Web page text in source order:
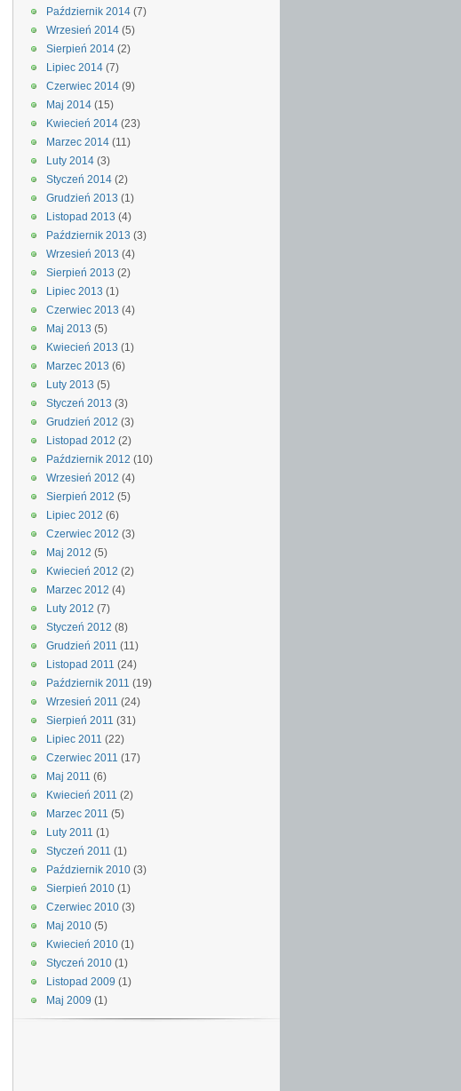
Październik 2014 (7)
Wrzesień 2014 (5)
Sierpień 2014 (2)
Lipiec 2014 (7)
Czerwiec 2014 (9)
Maj 2014 (15)
Kwiecień 2014 (23)
Marzec 2014 (11)
Luty 2014 (3)
Styczeń 2014 (2)
Grudzień 2013 (1)
Listopad 2013 (4)
Październik 2013 (3)
Wrzesień 2013 (4)
Sierpień 2013 (2)
Lipiec 2013 (1)
Czerwiec 2013 (4)
Maj 2013 (5)
Kwiecień 2013 (1)
Marzec 2013 (6)
Luty 2013 (5)
Styczeń 2013 (3)
Grudzień 2012 (3)
Listopad 2012 (2)
Październik 2012 (10)
Wrzesień 2012 (4)
Sierpień 2012 (5)
Lipiec 2012 (6)
Czerwiec 2012 (3)
Maj 2012 (5)
Kwiecień 2012 (2)
Marzec 2012 (4)
Luty 2012 (7)
Styczeń 2012 (8)
Grudzień 2011 (11)
Listopad 2011 (24)
Październik 2011 (19)
Wrzesień 2011 (24)
Sierpień 2011 (31)
Lipiec 2011 (22)
Czerwiec 2011 (17)
Maj 2011 (6)
Kwiecień 2011 (2)
Marzec 2011 (5)
Luty 2011 (1)
Styczeń 2011 (1)
Październik 2010 (3)
Sierpień 2010 (1)
Czerwiec 2010 (3)
Maj 2010 (5)
Kwiecień 2010 (1)
Styczeń 2010 (1)
Listopad 2009 (1)
Maj 2009 (1)